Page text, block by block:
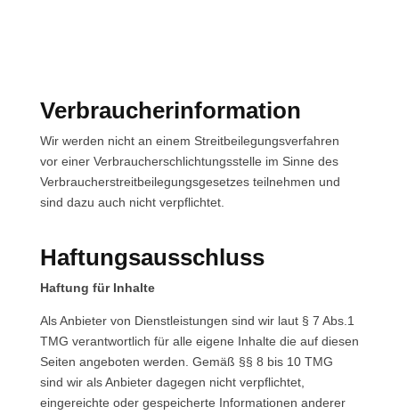
Verbraucherinformation
Wir werden nicht an einem Streitbeilegungsverfahren
vor einer Verbraucherschlichtungsstelle im Sinne des
Verbraucherstreitbeilegungsgesetzes teilnehmen und
sind dazu auch nicht verpflichtet.
Haftungsausschluss
Haftung für Inhalte
Als Anbieter von Dienstleistungen sind wir laut § 7 Abs.1
TMG verantwortlich für alle eigene Inhalte die auf diesen
Seiten angeboten werden. Gemäß §§ 8 bis 10 TMG
sind wir als Anbieter dagegen nicht verpflichtet,
eingereichte oder gespeicherte Informationen anderer